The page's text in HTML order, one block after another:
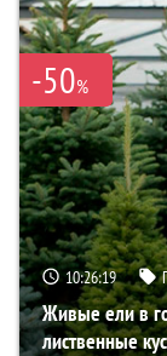
-50%
10:26:18
Живые ели в
лиственные